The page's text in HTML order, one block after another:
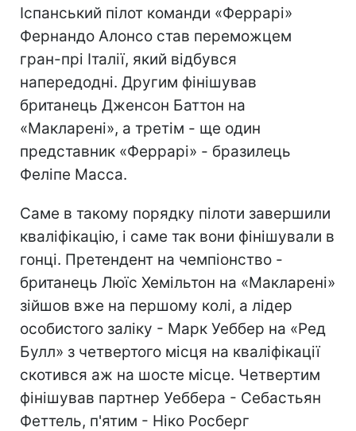
Іспанський пілот команди «Феррарі»
Фернандо Алонсо став переможцем
гран-прі Італії, який відбувся
напередодні. Другим фінішував
британець Дженсон Баттон на
«Макларені», а третім - ще один
представник «Феррарі» - бразилець
Феліпе Масса.
Саме в такому порядку пілоти завершили
кваліфікацію, і саме так вони фінішували в
гонці. Претендент на чемпіонство -
британець Люїс Хемільтон на «Макларені»
зійшов вже на першому колі, а лідер
особистого заліку - Марк Уеббер на «Ред
Булл» з четвертого місця на кваліфікації
скотився аж на шосте місце. Четвертим
фінішував партнер Уеббера - Себастьян
Феттель, п'ятим - Ніко Росберг